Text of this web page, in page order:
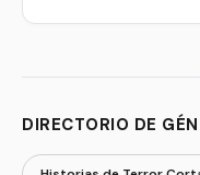
DIRECTORIO DE